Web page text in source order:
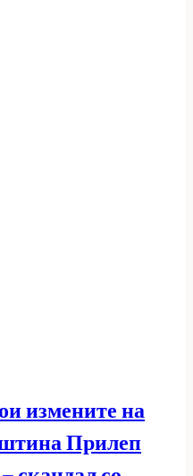
измените на
Прилеп